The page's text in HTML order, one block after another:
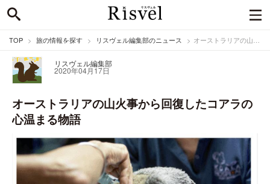
TOP 旅の情報を探す リスヴェル編集部のニュース オーストラリアの山火事から回復したコアラの心温まる物語
リスヴェル編集部
2020年04月17日
オーストラリアの山火事から回復したコアラの
心温まる物語